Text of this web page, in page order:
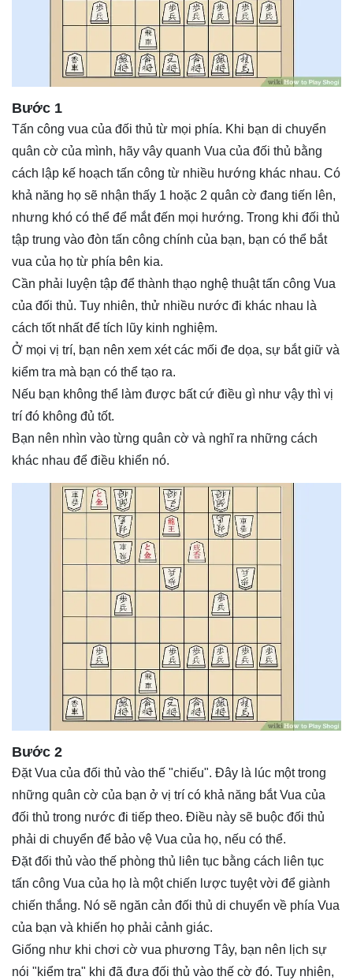
Bước 1
Tấn công vua của đối thủ từ mọi phía. Khi bạn di chuyển
quân cờ của mình, hãy vây quanh Vua của đối thủ bằng
cách lập kế hoạch tấn công từ nhiều hướng khác nhau. Có
khả năng họ sẽ nhận thấy 1 hoặc 2 quân cờ đang tiến lên,
nhưng khó có thể để mắt đến mọi hướng. Trong khi đối thủ
tập trung vào đòn tấn công chính của bạn, bạn có thể bắt
vua của họ từ phía bên kia.
Cần phải luyện tập để thành thạo nghệ thuật tấn công Vua
của đối thủ. Tuy nhiên, thử nhiều nước đi khác nhau là
cách tốt nhất để tích lũy kinh nghiệm.
Ở mọi vị trí, bạn nên xem xét các mối đe dọa, sự bắt giữ và
kiểm tra mà bạn có thể tạo ra.
Nếu bạn không thể làm được bất cứ điều gì như vậy thì vị
trí đó không đủ tốt.
Bạn nên nhìn vào từng quân cờ và nghĩ ra những cách
khác nhau để điều khiển nó.
Bước 2
Đặt Vua của đối thủ vào thế "chiếu". Đây là lúc một trong
những quân cờ của bạn ở vị trí có khả năng bắt Vua của
đối thủ trong nước đi tiếp theo. Điều này sẽ buộc đối thủ
phải di chuyển để bảo vệ Vua của họ, nếu có thể.
Đặt đối thủ vào thế phòng thủ liên tục bằng cách liên tục
tấn công Vua của họ là một chiến lược tuyệt vời để giành
chiến thắng. Nó sẽ ngăn cản đối thủ di chuyển về phía Vua
của bạn và khiến họ phải cảnh giác.
Giống như khi chơi cờ vua phương Tây, bạn nên lịch sự
nói "kiểm tra" khi đã đưa đối thủ vào thế cờ đó. Tuy nhiên,